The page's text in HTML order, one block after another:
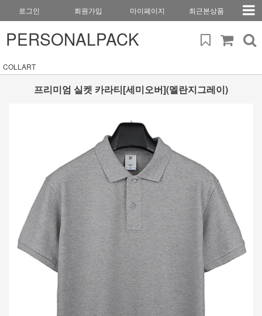
로그인 회원가입 마이페이지 최근본상품
PERSONALPACK
COLLART
프리미엄 실켓 카라티[세미오버](멜란지그레이)